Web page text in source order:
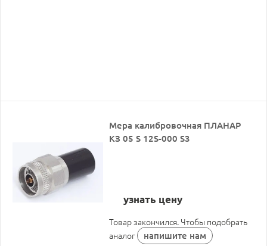
Мера калибровочная ПЛАНАР
КЗ 05 S 12S-000 S3
узнать цену
Товар закончился. Чтобы подобрать
аналог
напишите нам